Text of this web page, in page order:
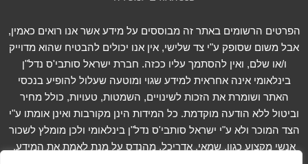
הפרטים הרשומים באתר זה מבוססים על מידע אשר אנו רואים כאמין,
אבל משום שסופק ע"י צד שלישי, אין אנו יכולים להבטיח שהוא מדוייק
ו/או שלם, ואין להסתמך עליו ככזה. חברת ישראל סותבי'ס נדל"ן
בינלאומי אינה אחראית למידע שגוי ומוטעה שעלול להופיע בנכסי
האתר ושומרת את הזכות לשינויים, השמטות, טעויות, כולל מחיר
וביטול ללא הודעה מוקדמת. כל המידות הינן מקורבות ואינן אומתו ע"י
הצד המוכר ולא ע"י ישראל סותבי'ס נדל"ן בינלאומי ולכן מומלץ לשכור
אנשי מקצוע כגון, שמאי, אדריכל, מהנדס על מנת לאמת את המידע.